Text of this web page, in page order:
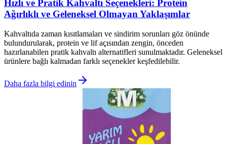
Hızlı ve Pratik Kahvaltı Seçenekleri: Protein
Ağırlıklı ve Geleneksel Olmayan Yaklaşımlar
Kahvaltıda zaman kısıtlamaları ve sindirim sorunları göz önünde
bulundurularak, protein ve lif açısından zengin, önceden
hazırlanabilen pratik kahvaltı alternatifleri sunulmaktadır. Geleneksel
ürünlere bağlı kalmadan farklı seçenekler keşfedilebilir.
Daha fazla bilgi edinin